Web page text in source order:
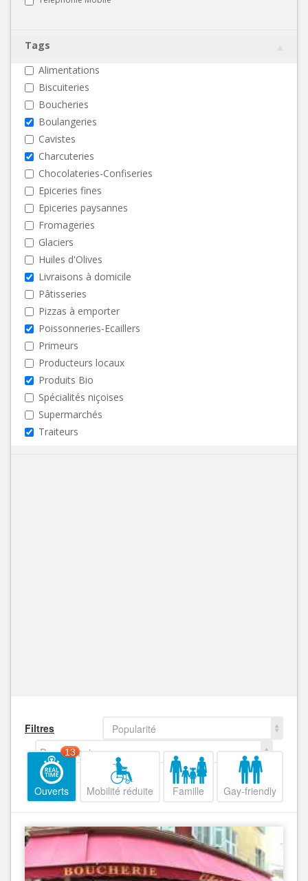
Tags
Alimentations
Biscuiteries
Boucheries
Boulangeries
Cavistes
Charcuteries
Chocolateries-Confiseries
Epiceries fines
Epiceries paysannes
Fromageries
Glaciers
Huiles d'Olives
Livraisons à domicile
Pâtisseries
Pizzas à emporter
Poissonneries-Ecaillers
Primeurs
Producteurs locaux
Produits Bio
Spécialités niçoises
Supermarchés
Traiteurs
Filtres
Popularité
Decroissant
Ouverts
13
Mobilité réduite Famille Gay-friendly